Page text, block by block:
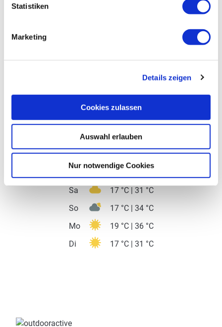
Statistiken
Marketing
Details zeigen
Cookies zulassen
Auswahl erlauben
Nur notwendige Cookies
Weitere Informationen
24 °C
Wochenübersicht
14 °C | 27 °C
Sa
17 °C | 31 °C
So
17 °C | 34 °C
Mo
19 °C | 36 °C
Di
17 °C | 31 °C